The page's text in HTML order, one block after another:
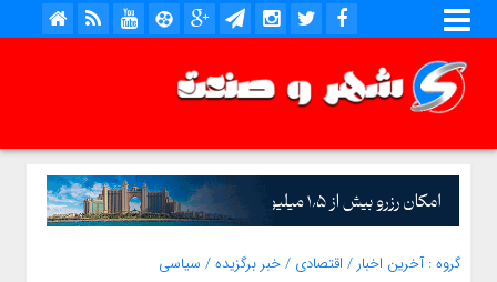
گروه :آخرین اخبار / اقتصادی /خبر برگزیده/ سیاسی